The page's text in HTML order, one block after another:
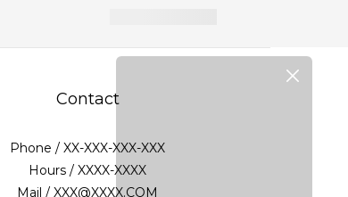
Contact
Phone / XX-XXX-XXX-XXX
Hours / XXXX-XXXX
Mail / XXX@XXXX.COM